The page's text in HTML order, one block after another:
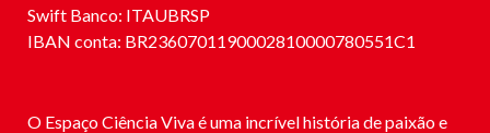
Swift Banco: ITAUBRSP
IBAN conta: BR2360701190002810000780551C1
O Espaço Ciência Viva é uma incrível história de paixão e